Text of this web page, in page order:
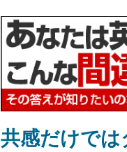
共感だけでは